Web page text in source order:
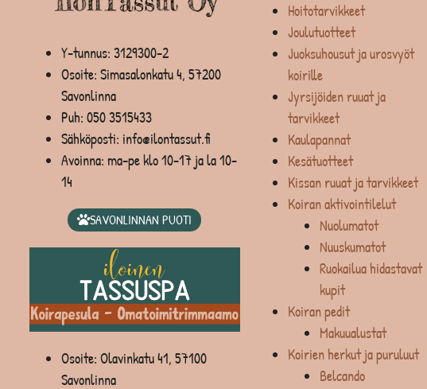
Y-tunnus: 3129300-2
Osoite: Simasalonkatu 4, 57200
Savonlinna
Puh: 050 3515433
Sähköposti: info@ilontassut.fi
Avoinna: ma-pe klo 10-17 ja la 10-
14
SAVONLINNAN PUOTI
Osoite: Olavinkatu 41, 57100
Savonlinna
Hoitotarvikkeet
Joulutuotteet
Juoksuhousut ja urosvyöt
koirille
Jyrsijöiden ruuat ja
tarvikkeet
Kaulapannat
Kesätuotteet
Kissan ruuat ja tarvikkeet
Koiran aktivointilelut
Nuolumatot
Nuuskumatot
Ruokailua hidastavat
kupit
Koiran pedit
Makuualustat
Koirien herkut ja puruluut
Belcando